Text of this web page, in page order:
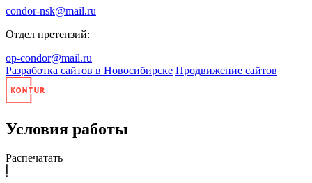
condor-nsk@mail.ru
Отдел претензий:
op-condor@mail.ru
Разработка сайтов в Новосибирске Продвижение сайтов
Условия работы
Распечатать